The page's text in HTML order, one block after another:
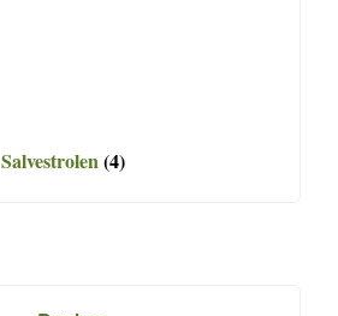
Salvestrolen(4)